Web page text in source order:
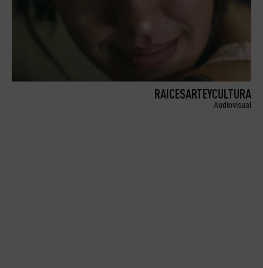
RAICESARTEYCULTURA
Audiovisual